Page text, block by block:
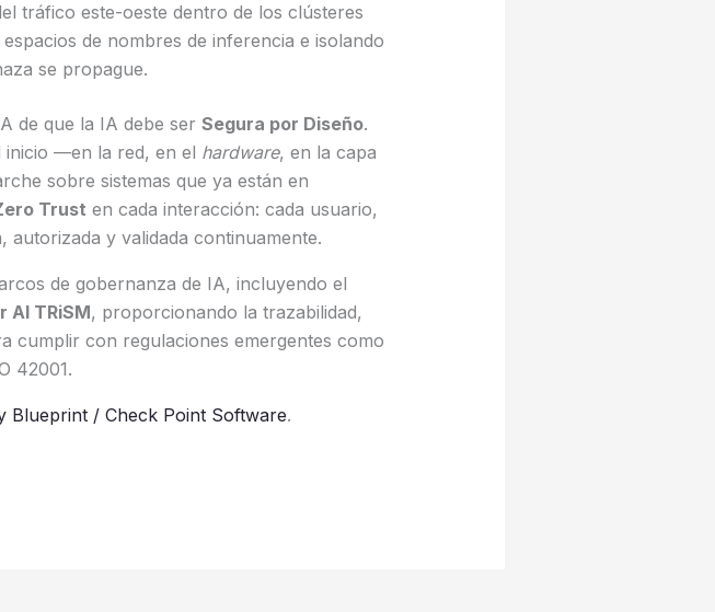
tráfico este-oeste dentro de los clústeres
de nombres de inferencia e isolando
se propague.
de que la IA debe ser Segura por Diseño.
inicio —en la red, en el hardware, en la capa
sobre sistemas que ya están en
Trust en cada interacción: cada usuario,
autorizada y validada continuamente.
de gobernanza de IA, incluyendo el
AI TRiSM, proporcionando la trazabilidad,
cumplir con regulaciones emergentes como
42001.
Blueprint / Check Point Software.